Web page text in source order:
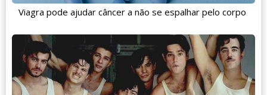
Viagra pode ajudar câncer a não se espalhar pelo corpo